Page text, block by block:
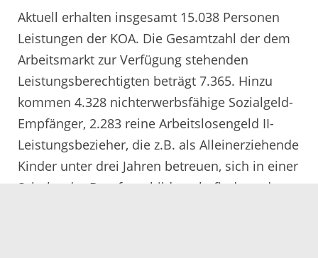
Aktuell erhalten insgesamt 15.038 Personen
Leistungen der KOA. Die Gesamtzahl der dem
Arbeitsmarkt zur Verfügung stehenden
Leistungsberechtigten beträgt 7.365. Hinzu
kommen 4.328 nichterwerbsfähige Sozialgeld-
Empfänger, 2.283 reine Arbeitslosengeld II-
Leistungsbezieher, die z.B. als Alleinerziehende
Kinder unter drei Jahren betreuen, sich in einer
Schul- oder Berufsausbildung befinden oder